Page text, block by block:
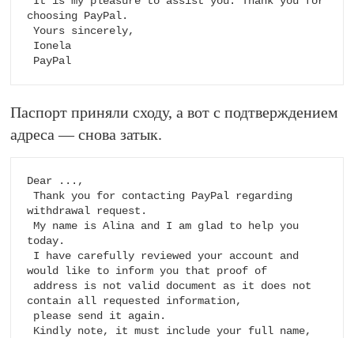
choosing PayPal.
Yours sincerely,
PayPal
Паспорт приняли сходу, а вот с подтверждением
адреса — снова затык.
Dear ...,
Thank you for contacting PayPal regarding
withdrawal request.
My name is Alina and I am glad to help you
today.
would like to inform you that proof of
contain all requested information,